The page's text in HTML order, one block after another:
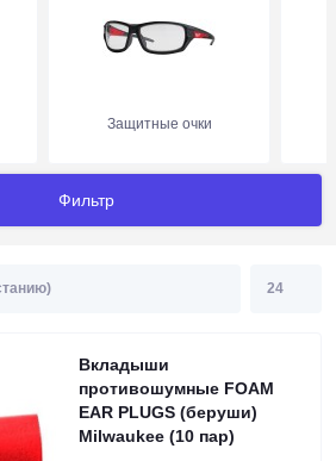
Защитные очки
Фильтр
Вкладыши
противошумные FOAM
EAR PLUGS (беруши)
Milwaukee (10 пар)